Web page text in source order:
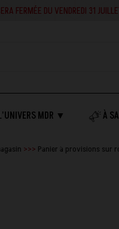
DU VENDREDI 31 JUILLET À
MDR ▼ À
Panier à provisions sur